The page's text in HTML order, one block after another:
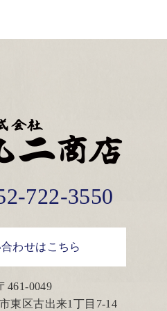
722-3550
わせはこちら
461-0049
東区古出来1丁目7-14